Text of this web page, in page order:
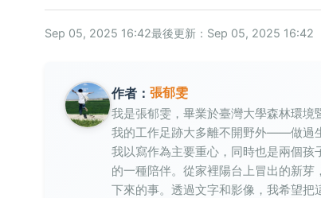
Sep 05, 2025 16:42最後更新：Sep 05, 2025 16:42
作者： 張郁雯
我是張郁雯，畢業於臺灣大學森林環境
我的工作足跡大多離不開野外——做過
我以寫作為主要重心，同時也是兩個
的一種陪伴。從家裡陽台上冒出的新
下來的事。透過文字和影像，我希望把